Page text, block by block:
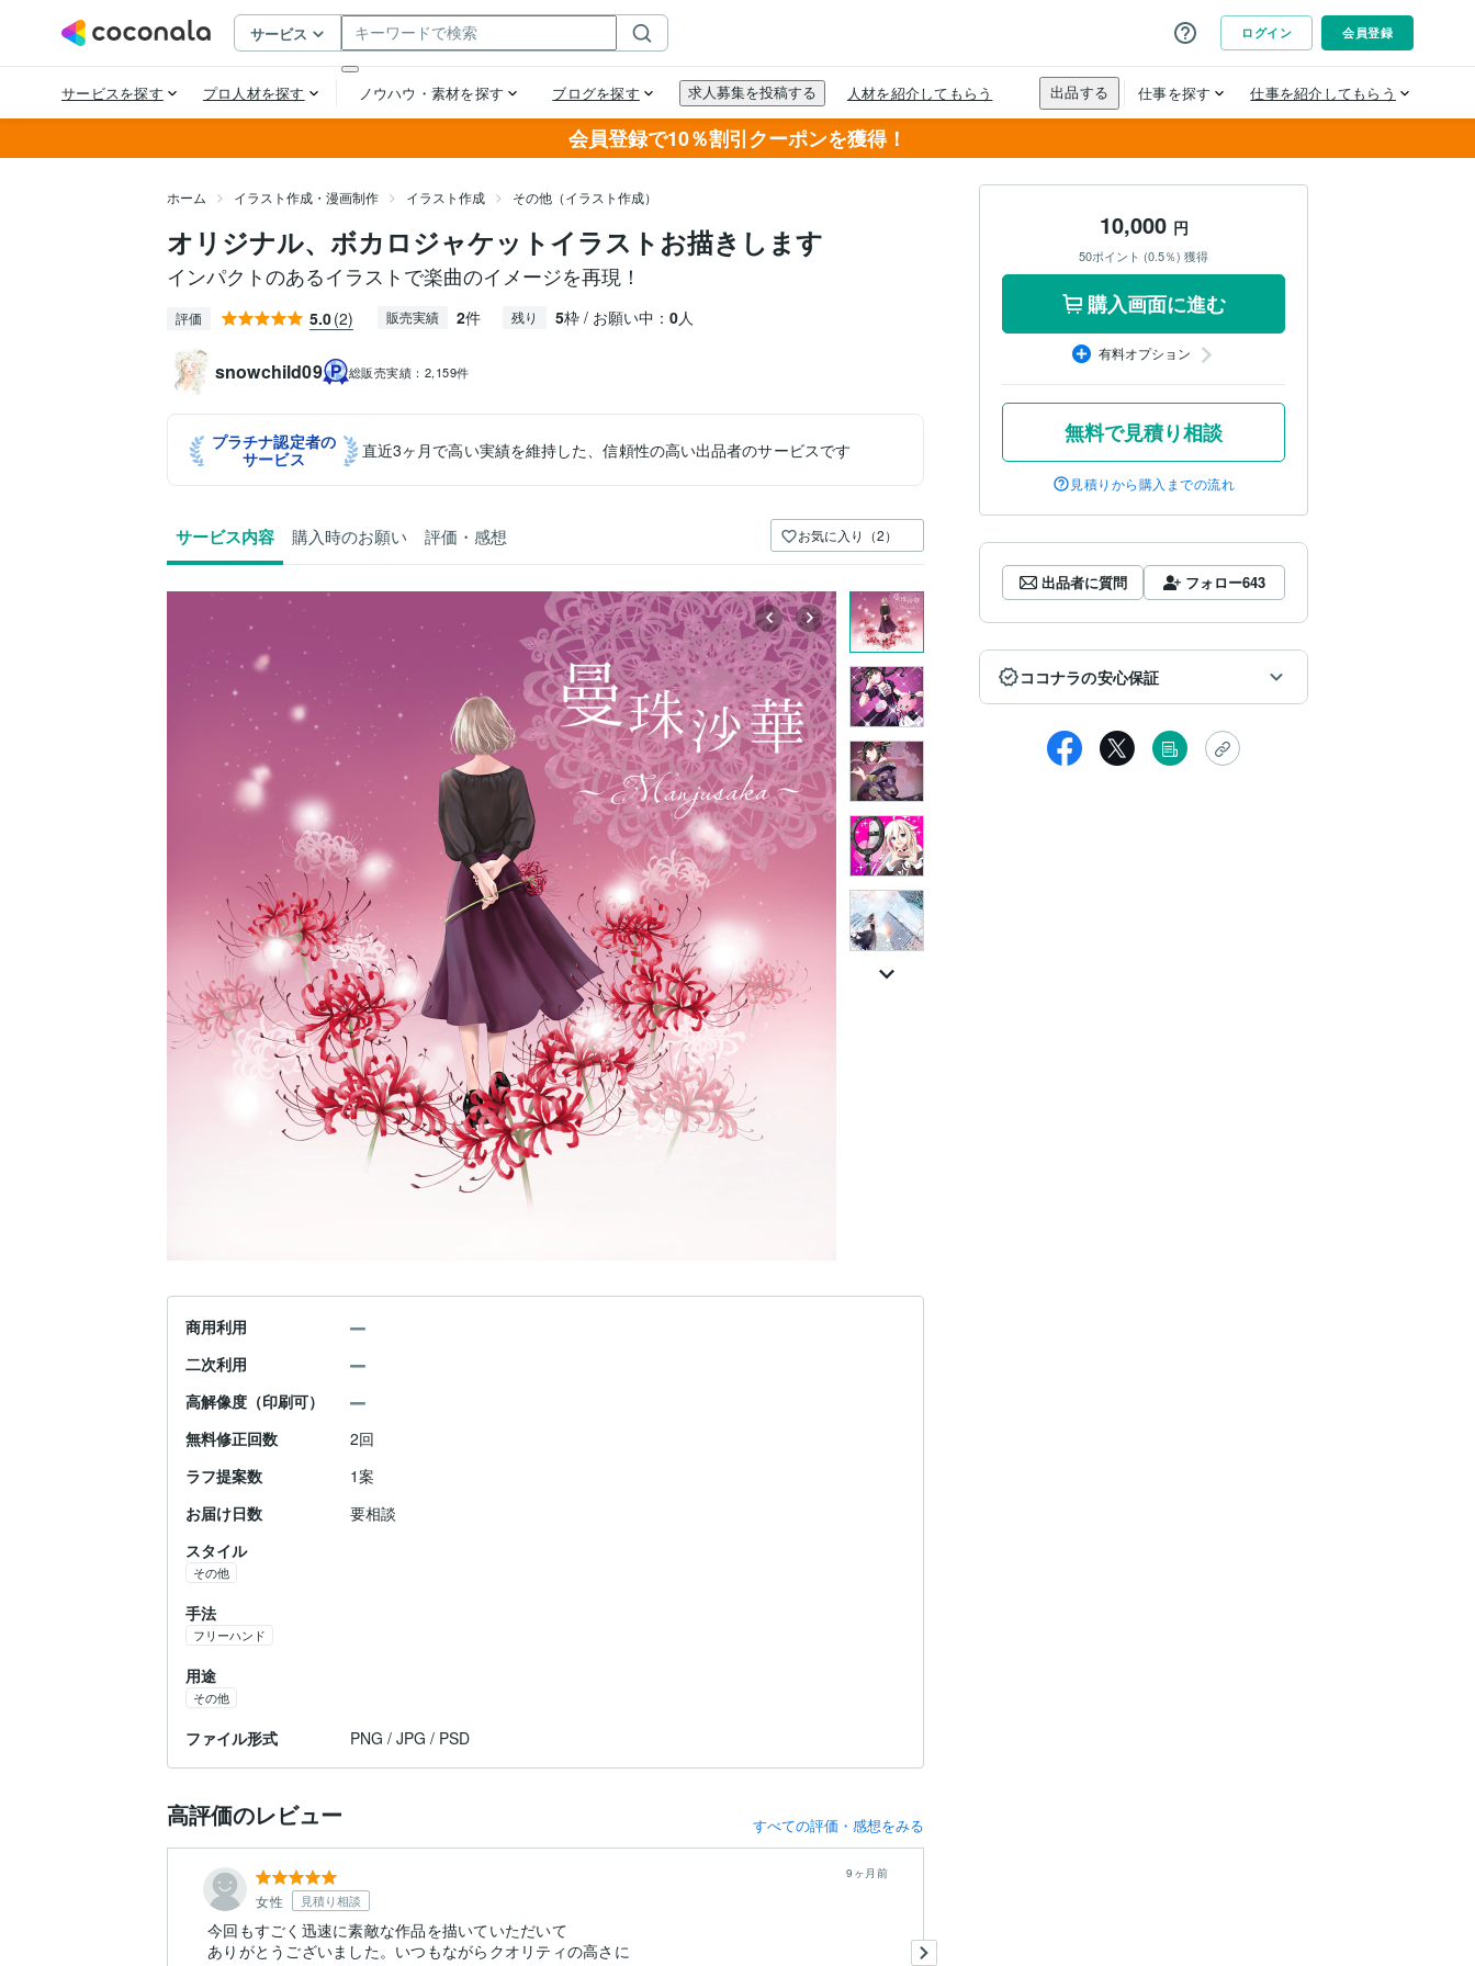
会員登録で10％割引クーポンを獲得！
ホーム イラスト作成・漫画制作 イラスト作成 その他（イラスト作成）
オリジナル、ボカロジャケットイラストお描きします
インパクトのあるイラストで楽曲のイメージを再現！
評価 5.0(2) 販売実績 2件 残り 5枠 / お願い中： 0人
snowchild09 総販売実績： 2,159件
プラチナ認定者の
サービス
直近3ヶ月で高い実績を維持した、信頼性の高い出品者のサービスです
サービス内容 購入時のお願い 評価・感想 お気に入り（2）
商用利用
二次利用
高解像度（印刷可）
無料修正回数
2回
ラフ提案数
1案
お届け日数
要相談
スタイル
その他
手法
フリーハンド
用途
その他
ファイル形式 PNG / JPG / PSD
高評価のレビュー すべての評価・感想をみる
女性 見積り相談
9ヶ月前
今回もすごく迅速に素敵な作品を描いていただいて
ありがとうございました。いつもながらクオリティの高さに
10,000 円
50ポイント (0.5％) 獲得
購入画面に進む
有料オプション
無料で見積り相談
見積りから購入までの流れ
出品者に質問 フォロー643
ココナラの安心保証